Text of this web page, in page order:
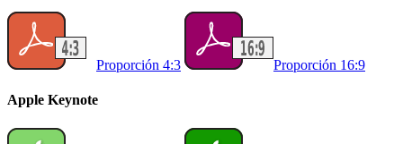
Proporción 4:3 Proporción 16:9
Apple Keynote